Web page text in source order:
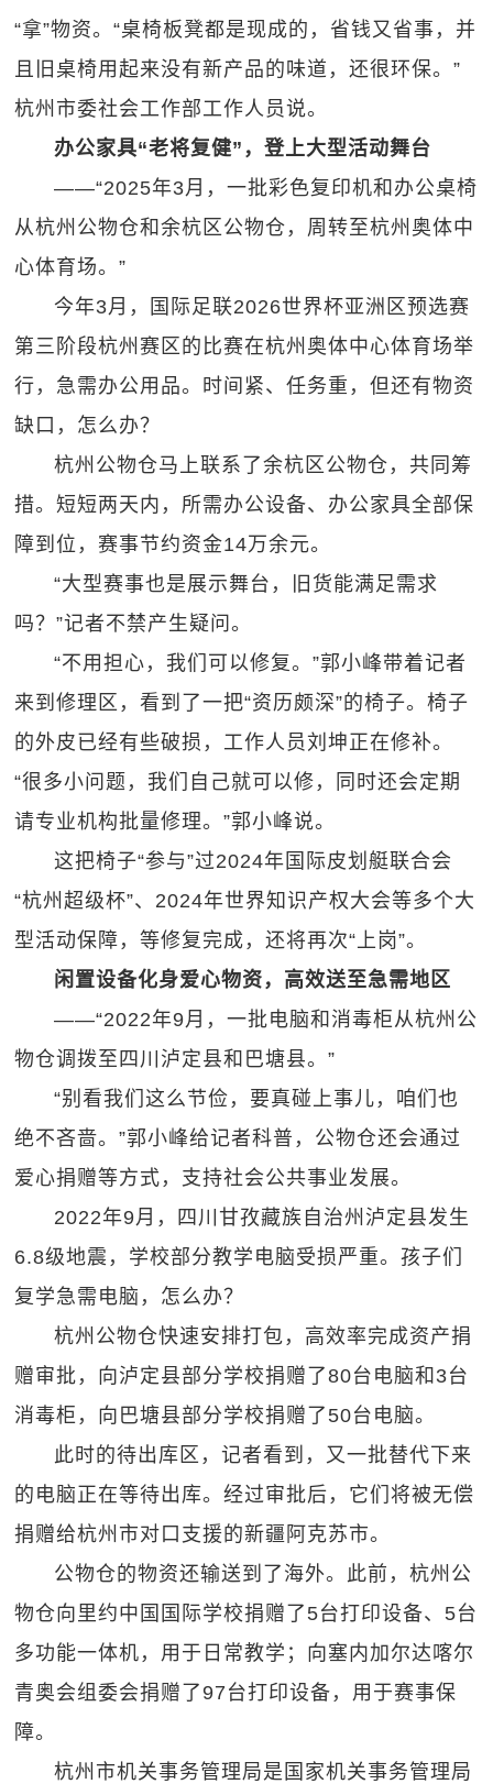
“拿”物资。“桌椅板凳都是现成的，省钱又省事，并
且旧桌椅用起来没有新产品的味道，还很环保。”
杭州市委社会工作部工作人员说。
办公家具“老将复健”，登上大型活动舞台
——“2025年3月，一批彩色复印机和办公桌椅
从杭州公物仓和余杭区公物仓，周转至杭州奥体中
心体育场。”
今年3月，国际足联2026世界杯亚洲区预选赛
第三阶段杭州赛区的比赛在杭州奥体中心体育场举
行，急需办公用品。时间紧、任务重，但还有物资
缺口，怎么办？
杭州公物仓马上联系了余杭区公物仓，共同筹
措。短短两天内，所需办公设备、办公家具全部保
障到位，赛事节约资金14万余元。
“大型赛事也是展示舞台，旧货能满足需求
吗？”记者不禁产生疑问。
“不用担心，我们可以修复。”郭小峰带着记者
来到修理区，看到了一把“资历颇深”的椅子。椅子
的外皮已经有些破损，工作人员刘坤正在修补。
“很多小问题，我们自己就可以修，同时还会定期
请专业机构批量修理。”郭小峰说。
这把椅子“参与”过2024年国际皮划艇联合会
“杭州超级杯”、2024年世界知识产权大会等多个大
型活动保障，等修复完成，还将再次“上岗”。
闲置设备化身爱心物资，高效送至急需地区
——“2022年9月，一批电脑和消毒柜从杭州公
物仓调拨至四川泸定县和巴塘县。”
“别看我们这么节俭，要真碰上事儿，咱们也
绝不吝啬。”郭小峰给记者科普，公物仓还会通过
爱心捐赠等方式，支持社会公共事业发展。
2022年9月，四川甘孜藏族自治州泸定县发生
6.8级地震，学校部分教学电脑受损严重。孩子们
复学急需电脑，怎么办？
杭州公物仓快速安排打包，高效率完成资产捐
赠审批，向泸定县部分学校捐赠了80台电脑和3台
消毒柜，向巴塘县部分学校捐赠了50台电脑。
此时的待出库区，记者看到，又一批替代下来
的电脑正在等待出库。经过审批后，它们将被无偿
捐赠给杭州市对口支援的新疆阿克苏市。
公物仓的物资还输送到了海外。此前，杭州公
物仓向里约中国国际学校捐赠了5台打印设备、5台
多功能一体机，用于日常教学；向塞内加尔达喀尔
青奥会组委会捐赠了97台打印设备，用于赛事保
障。
杭州市机关事务管理局是国家机关事务管理局